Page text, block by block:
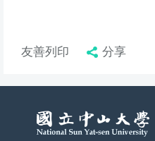
友善列印 分享